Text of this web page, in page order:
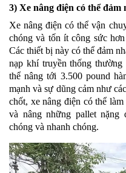
3) Xe nâng điện có thể đảm
Xe nâng điện có thể vận
chóng và tốn ít công sức
Các thiết bị này có thể đảm
nạp khí truyền thống
thể nâng tới 3.500 pound
mạnh và sự dũng cảm như
chốt, xe nâng điện có thể
và nâng những pallet nặng
chóng và nhanh chóng.